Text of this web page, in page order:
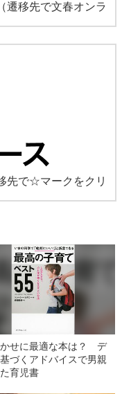
（遷移先で文春オンラ
先で☆マークをクリ
せに最適な本は？ デ
づくアドバイスで男親
育児書